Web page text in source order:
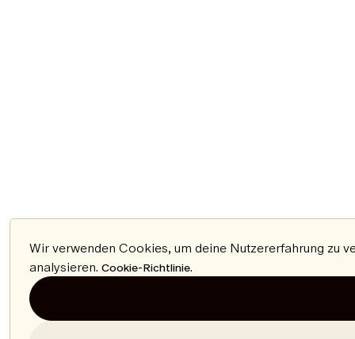
Wir verwenden Cookies, um deine Nutzererfahrung zu
analysieren. Cookie-Richtlinie.